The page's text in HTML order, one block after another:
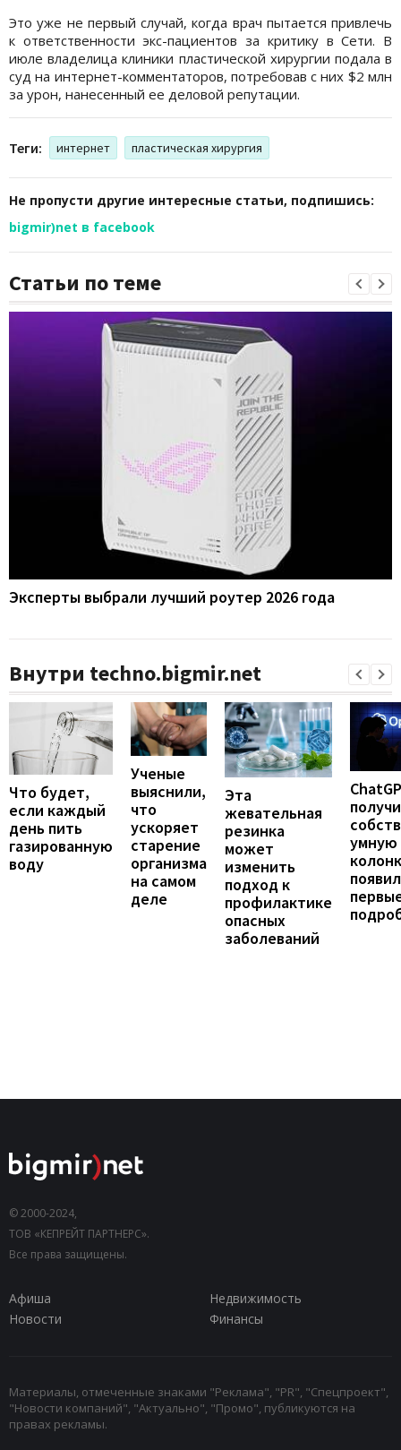
Это уже не первый случай, когда врач пытается привлечь
к ответственности экс-пациентов за критику в Сети. В
июле владелица клиники пластической хирургии подала в
суд на интернет-комментаторов, потребовав с них $2 млн
за урон, нанесенный ее деловой репутации.
Теги: интернет пластическая хирургия
Не пропусти другие интересные статьи, подпишись:
bigmir)net в facebook
Статьи по теме
Эксперты выбрали лучший роутер 2026 года
Внутри techno.bigmir.net
Что будет,
если каждый
день пить
газированную
воду
Ученые
выяснили,
что
ускоряет
старение
организма
на самом
деле
Эта
жевательная
резинка
может
изменить
подход к
профилактике
опасных
заболеваний
умную
© 2000-2024,
ТОВ «КЕПРЕЙТ ПАРТНЕРС».
Все права защищены.
Афиша
Недвижимость
Новости
Финансы
Материалы, отмеченные знаками "Реклама", "PR", "Спецпроект",
"Новости компаний", "Актуально", "Промо", публикуются на
правах рекламы.